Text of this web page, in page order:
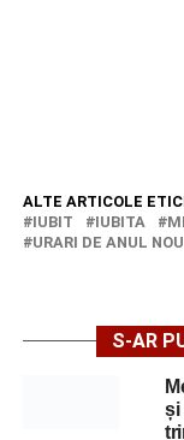
ALTE ARTICOLE
IUBIT
IUBITA
URARI DE ANUL NOU
S-AR
și